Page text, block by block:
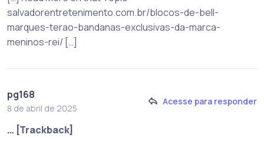
salvadorentretenimento.com.br/blocos-de-bell-
marques-terao-bandanas-exclusivas-da-marca-
meninos-rei/ […]
pg168
8 de abril de 2025
Acesse para responder
… [Trackback]